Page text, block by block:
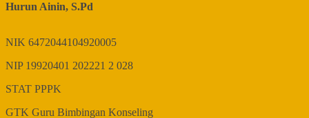
Hurun Ainin, S.Pd
NIK 6472044104920005
NIP 19920401 202221 2 028
STAT PPPK
GTK Guru Bimbingan Konseling